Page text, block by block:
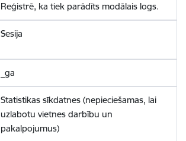
Reģistrē, ka tiek parādīts modālais logs.
Sesija
_ga
Statistikas sīkdatnes (nepieciešamas, lai
uzlabotu vietnes darbību un
pakalpojumus)